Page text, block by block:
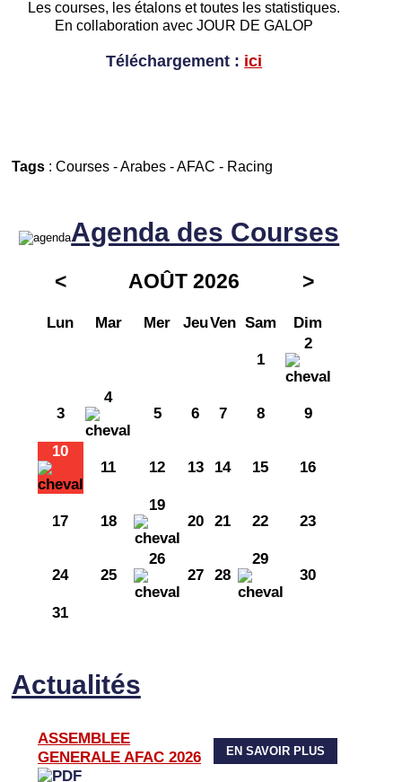
Les courses, les étalons et toutes les statistiques.
En collaboration avec JOUR DE GALOP
Téléchargement : ici
Tags: Courses-Arabes-AFAC - Racing
Agenda des Courses
< AOÛT 2026 >
Lun Mar Mer JeuVen Sam Dim
1
2
3
4
5
6 7 8 9
10
11
12 13 14 15 16
17 18
19
20
21 22 23
24 25
26
27
28
29
30
31
Actualités
ASSEMBLEE
GENERALE AFAC 2026
EN SAVOIR PLUS